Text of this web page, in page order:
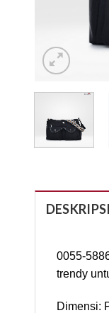
DESKRIPSI
0055-
trendy
Dimensi: